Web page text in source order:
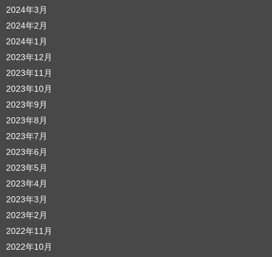
2024年3月
2024年2月
2024年1月
2023年12月
2023年11月
2023年10月
2023年9月
2023年8月
2023年7月
2023年6月
2023年5月
2023年4月
2023年3月
2023年2月
2022年11月
2022年10月